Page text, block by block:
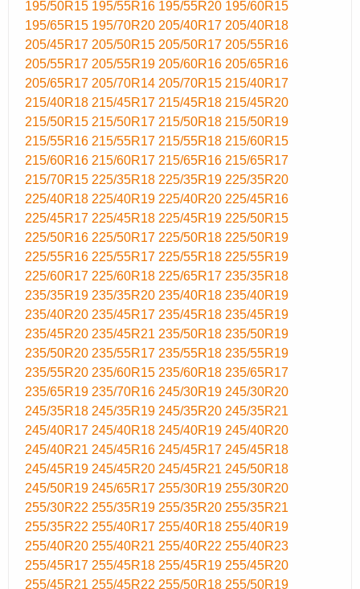
195/50R15 195/55R16 195/55R20 195/60R15
195/65R15 195/70R20 205/40R17 205/40R18
205/45R17 205/50R15 205/50R17 205/55R16
205/55R17 205/55R19 205/60R16 205/65R16
205/65R17 205/70R14 205/70R15 215/40R17
215/40R18 215/45R17 215/45R18 215/45R20
215/50R15 215/50R17 215/50R18 215/50R19
215/55R16 215/55R17 215/55R18 215/60R15
215/60R16 215/60R17 215/65R16 215/65R17
215/70R15 225/35R18 225/35R19 225/35R20
225/40R18 225/40R19 225/40R20 225/45R16
225/45R17 225/45R18 225/45R19 225/50R15
225/50R16 225/50R17 225/50R18 225/50R19
225/55R16 225/55R17 225/55R18 225/55R19
225/60R17 225/60R18 225/65R17 235/35R18
235/35R19 235/35R20 235/40R18 235/40R19
235/40R20 235/45R17 235/45R18 235/45R19
235/45R20 235/45R21 235/50R18 235/50R19
235/50R20 235/55R17 235/55R18 235/55R19
235/55R20 235/60R15 235/60R18 235/65R17
235/65R19 235/70R16 245/30R19 245/30R20
245/35R18 245/35R19 245/35R20 245/35R21
245/40R17 245/40R18 245/40R19 245/40R20
245/40R21 245/45R16 245/45R17 245/45R18
245/45R19 245/45R20 245/45R21 245/50R18
245/50R19 245/65R17 255/30R19 255/30R20
255/30R22 255/35R19 255/35R20 255/35R21
255/35R22 255/40R17 255/40R18 255/40R19
255/40R20 255/40R21 255/40R22 255/40R23
255/45R17 255/45R18 255/45R19 255/45R20
255/45R21 255/45R22 255/50R18 255/50R19